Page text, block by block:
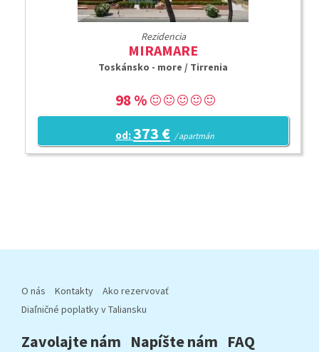
Rezidencia
MIRAMARE
Toskánsko - more / Tirrenia
98 %
od:373 € / apartmán
O nás Kontakty
Ako rezervovať
Diaľničné poplatky v Taliansku
Zavolajte nám Napíšte nám FAQ